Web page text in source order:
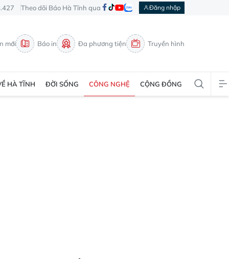
Theo dõi Báo Hà Tĩnh qua Đăng nhập
mới Báo in Đa phương tiện Truyền hình
HÀ TĨNH ĐỜI SỐNG CÔNG NGHỆ CỘNG ĐỒNG